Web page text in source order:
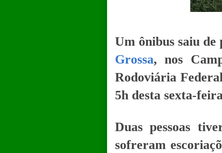
Um ônibus saiu
Grossa, nos
Rodoviária
5h desta sexta-
Duas pessoas
sofreram